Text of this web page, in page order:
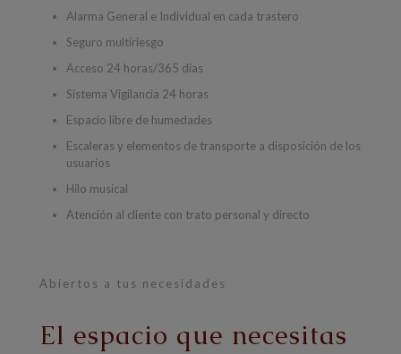
Alarma General e Individual en cada trastero
Seguro multiriesgo
Acceso 24 horas/365 días
Sistema Vigilancia 24 horas
Espacio libre de humedades
Escaleras y elementos de transporte a disposición de los
usuarios
Hilo musical
Atención al cliente con trato personal y directo
Abiertos a tus necesidades
El espacio que necesitas